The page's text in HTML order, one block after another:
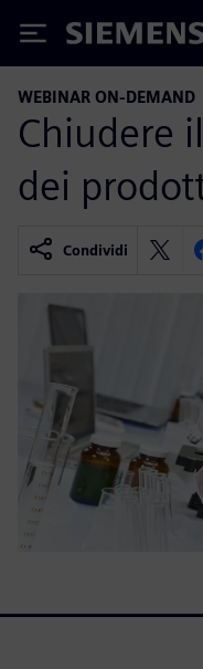
Siemens
WEBINAR ON-DEMAND
Chiudere
dei
Condividi